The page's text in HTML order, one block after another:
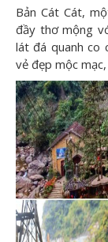
Bản Cát Cát,
đầy thơ mộng
lát đá quanh co
vẻ đẹp mộc